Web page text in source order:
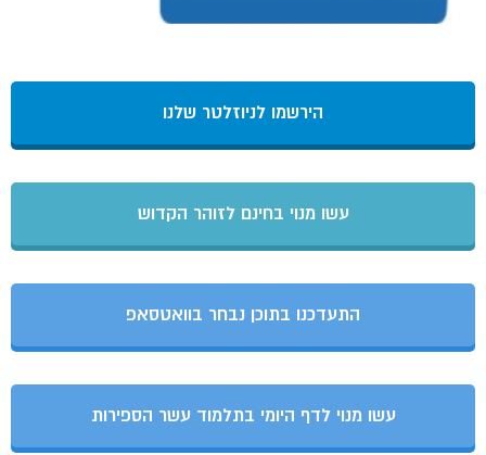
הירשמו לניוזלטר שלנו
עשו מנוי בחינם לזוהר הקדוש
התעדכנו בתוכן נבחר בוואטסאפ
עשו מנוי לדף היומי בתלמוד עשר הספירות